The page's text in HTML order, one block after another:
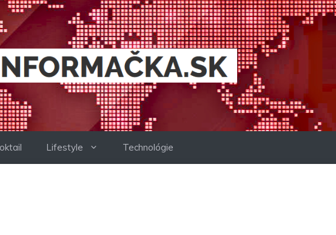
Lifestyle Technológie